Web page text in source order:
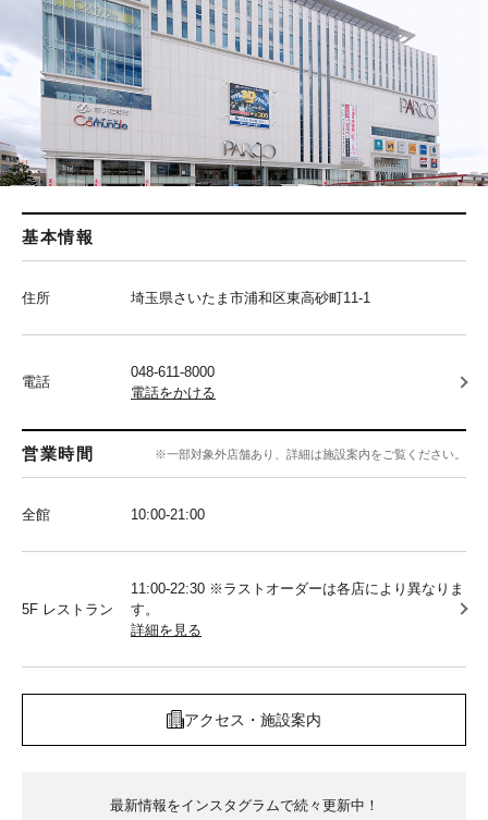
基本情報
住所 埼玉県さいたま市浦和区東高砂町11-1
電話
048-611-8000
電話をかける
営業時間 ※一部対象外店舗あり、詳細は施設案内をご覧ください。
全館 10:00‐21:00
5F レストラン
11:00-22:30 ※ラストオーダーは各店により異なりま
す。
詳細を見る
アクセス・施設案内
最新情報をインスタグラムで続々更新中！